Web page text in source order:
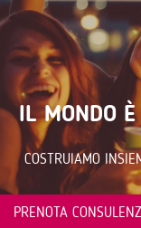
IL MONDO
COSTRUIAMO
PRENOTA